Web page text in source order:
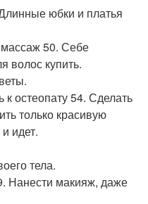
юбки и платья
50. Себе
волос купить.
остеопату 54. Сделать
только красивую
идет.
тела.
Нанести макияж, даже